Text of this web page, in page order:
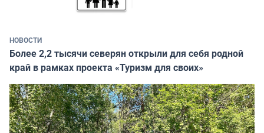
НОВОСТИ
Более 2,2 тысячи северян открыли для себя родной
край в рамках проекта «Туризм для своих»